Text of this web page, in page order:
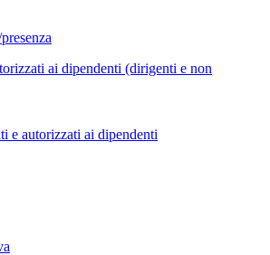
ai dipendenti (dirigenti e non
e autorizzati ai dipendenti